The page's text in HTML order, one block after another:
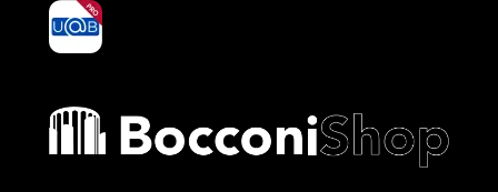
yoU@B
Bocconi shop